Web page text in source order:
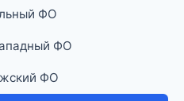
ФО
ФО
ФО